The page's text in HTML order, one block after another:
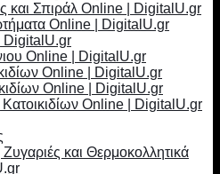
και Σπιράλ Online | DigitalU.gr
Online | DigitalU.gr
DigitalU.gr
Online | DigitalU.gr
Online | DigitalU.gr
Online | DigitalU.gr
Κατοικιδίων Online | DigitalU.gr
και Θερμοκολλητικά